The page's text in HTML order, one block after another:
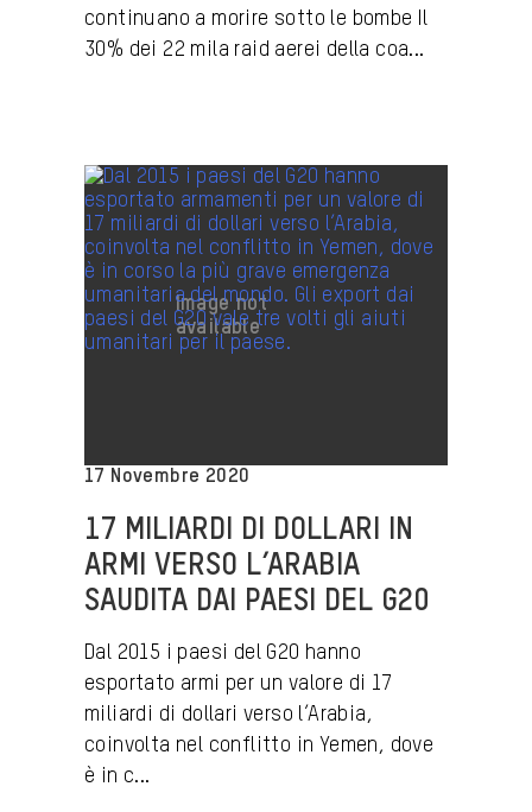
continuano a morire sotto le bombe Il
30% dei 22 mila raid aerei della coa...
17 Novembre 2020
17 MILIARDI DI DOLLARI IN
ARMI VERSO L’ARABIA
SAUDITA DAI PAESI DEL G20
Dal 2015 i paesi del G20 hanno
esportato armi per un valore di 17
miliardi di dollari verso l’Arabia,
coinvolta nel conflitto in Yemen, dove
è in c...